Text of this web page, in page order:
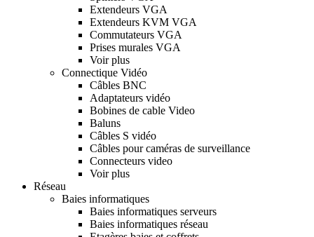
Extendeurs VGA
Extendeurs KVM VGA
Commutateurs VGA
Prises murales VGA
Voir plus
Connectique Vidéo
Câbles BNC
Adaptateurs vidéo
Bobines de cable Video
Baluns
Câbles S vidéo
Câbles pour caméras de surveillance
Connecteurs video
Voir plus
Réseau
Baies informatiques
Baies informatiques serveurs
Baies informatiques réseau